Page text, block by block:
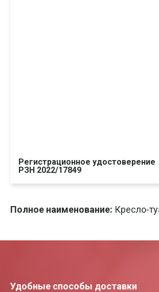
Регистрационное удостоверение
РЗН 2022/17849
Полное наименование: Кресло-
Удобные способы доставки